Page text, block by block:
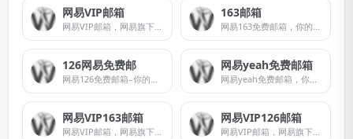
网易VIP邮箱
网易VIP邮箱，网易旗下高端邮箱品牌
163邮箱
网易163免费邮箱，你的专业电子邮局。
126网易免费邮
网易126免费邮箱–你的专业电子邮局
网易yeah免费邮箱
网易yeah免费邮箱，你的专业电子邮局。
网易VIP163邮箱
网易VIP邮箱，网易旗下高端邮箱品牌，安全、专业、高效的个人收费邮箱，精英人士必备。
网易VIP126邮箱
网易VIP邮箱，网易旗下高端邮箱品牌，安全、专业、高效的个人收费邮箱，精英人士必备